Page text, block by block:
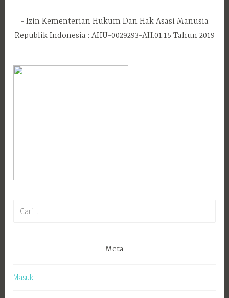
Izin Kementerian Hukum Dan Hak Asasi Manusia
Republik Indonesia : AHU-0029293-AH.01.15 Tahun 2019
Meta
Masuk